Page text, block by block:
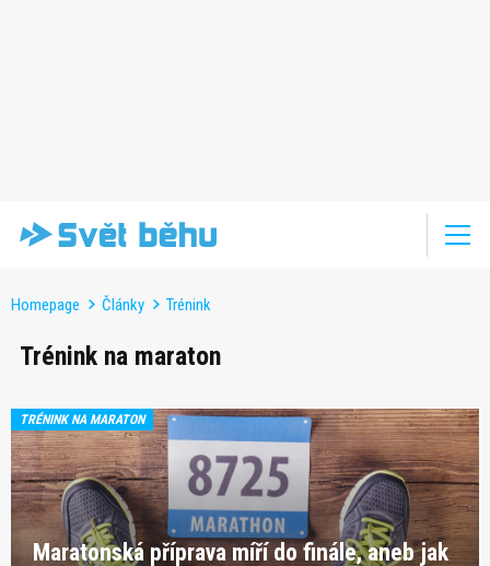
Homepage Články Trénink
Trénink na maraton
TRÉNINK NA MARATON
Maratonská příprava míří do finále, aneb jak